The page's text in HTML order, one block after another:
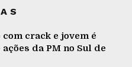
crack e jovem é
da PM no Sul de